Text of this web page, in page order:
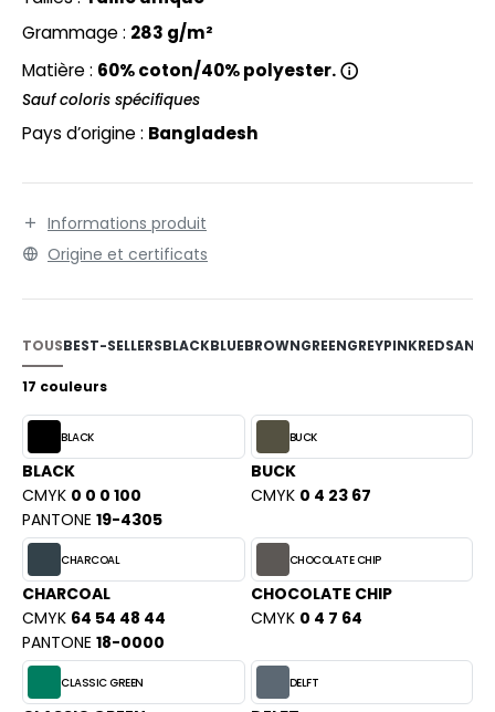
VETEMENTS
SHIRT
SHIRT
PROFESSIONNELLE
ROW
OF THE LOOM
OF THE LOOM VINTAGE
- BLANKS
COOL
HOODS
T'S
Grammage : 283 g/m²
Matière : 60% coton/40% polyester.
Sauf coloris spécifiques
Pays d’origine : Bangladesh
Informations produit
Origine et certificats
TOUSBEST-SELLERSBLACKBLUEBROWNGREENGREYPINKREDSAND
17 couleurs
BLACK
BLACK
CMYK 0 0 0 100
PANTONE 19-4305
BUCK
BUCK
CMYK 0 4 23 67
CHARCOAL
CHARCOAL
CMYK 64 54 48 44
PANTONE 18-0000
CHOCOLATE CHIP
CHOCOLATE CHIP
CMYK 0 4 7 64
CLASSIC GREEN DELFT